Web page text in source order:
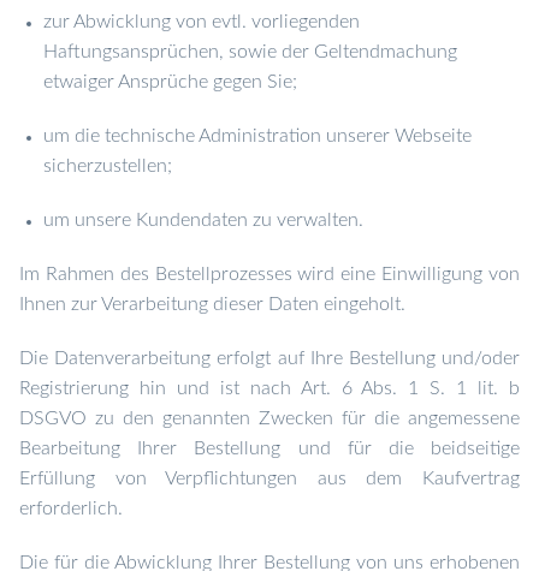
zur Abwicklung von evtl. vorliegenden
Haftungsansprüchen, sowie der Geltendmachung
etwaiger Ansprüche gegen Sie;
um die technische Administration unserer Webseite
sicherzustellen;
um unsere Kundendaten zu verwalten.
Im Rahmen des Bestellprozesses wird eine Einwilligung von
Ihnen zur Verarbeitung dieser Daten eingeholt.
Die Datenverarbeitung erfolgt auf Ihre Bestellung und/oder
Registrierung hin und ist nach Art. 6 Abs. 1 S. 1 lit. b
DSGVO zu den genannten Zwecken für die angemessene
Bearbeitung Ihrer Bestellung und für die beidseitige
Erfüllung von Verpflichtungen aus dem Kaufvertrag
erforderlich.
Die für die Abwicklung Ihrer Bestellung von uns erhobenen